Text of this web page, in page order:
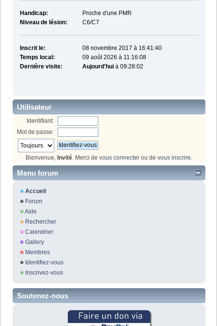
Handicap:
Proche d'une PMR
Niveau de lésion:
C6/C7
Inscrit le:
08 novembre 2017 à 16:41:40
Temps local:
09 août 2026 à 11:16:08
Dernière visite:
Aujourd'huià 09:28:02
Utilisateur
Identifiant:
Mot de passe:
Bienvenue, Invité . Merci de vous connecter ou de vous inscrire
Menu forum
Accueil
Forum
Aide
Rechercher
Calendrier
Gallery
Membres
Identifiez-vous
Inscrivez-vous
Soutenez-nous